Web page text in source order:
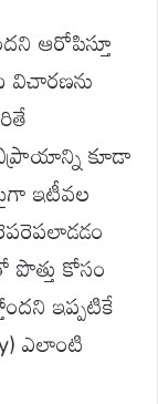
ఆరోపిస్తూ
విచారణను
కూడా
ఇటీవల
కోసం
ఇప్పటికే
ఎలాంటి